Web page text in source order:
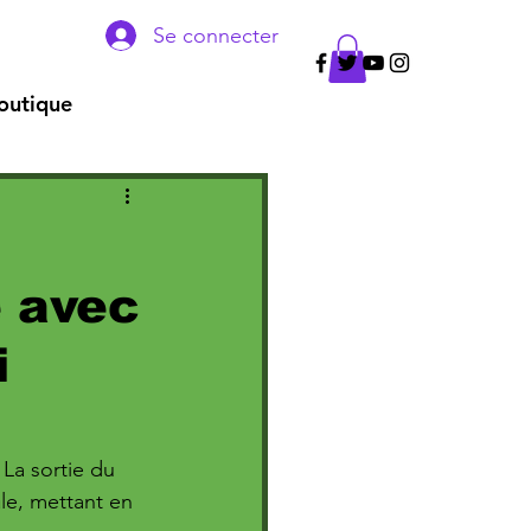
Se connecter
avec
sortie du
mettant en